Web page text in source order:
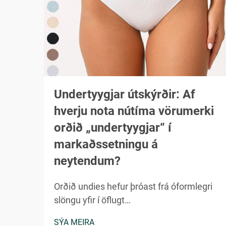
Undertyygjar útskýrðir: Af
hverju nota nútíma vörumerki
orðið „undertyygjar“ í
markaðssetningu á
neytendum?
Orðið undies hefur þróast frá óformlegri
slöngu yfir í öflugt
SÝA MEIRA